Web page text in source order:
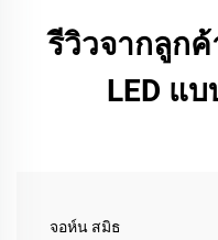
รีวิวจากลูก
LED แ
จอห์น สมิธ